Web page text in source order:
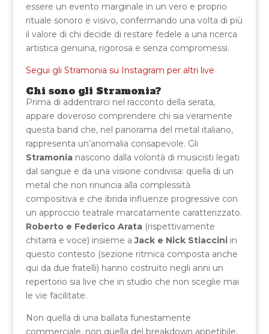
essere un evento marginale in un vero e proprio
rituale sonoro e visivo, confermando una volta di più
il valore di chi decide di restare fedele a una ricerca
artistica genuina, rigorosa e senza compromessi.
Segui gli Stramonia su Instagram per altri live
Chi sono gli Stramonia?
Prima di addentrarci nel racconto della serata,
appare doveroso comprendere chi sia veramente
questa band che, nel panorama del metal italiano,
rappresenta un’anomalia consapevole. Gli
Stramonianascono dalla volontà di musicisti legati
dal sangue e da una visione condivisa: quella di un
metal che non rinuncia alla complessità
compositiva e che ibrida influenze progressive con
un approccio teatrale marcatamente caratterizzato.
Roberto e Federico Arata(rispettivamente
chitarra e voce) insieme aJack e Nick Stiacciniin
questo contesto (sezione ritmica composta anche
qui da due fratelli) hanno costruito negli anni un
repertorio sia live che in studio che non sceglie mai
le vie facilitate.
Non quella di una ballata funestamente
commerciale, non quella del breakdown appetibile,